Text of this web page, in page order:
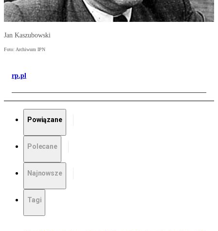
Jan Kaszubowski
Foto: Archiwum IPN
rp.pl
Powiązane
Polecane
Najnowsze
Tagi